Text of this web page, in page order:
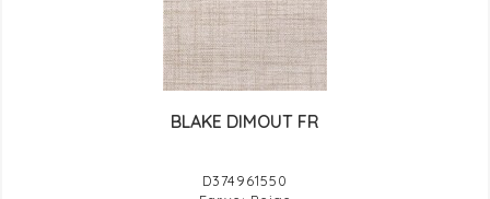
BLAKE DIMOUT FR
D374961550